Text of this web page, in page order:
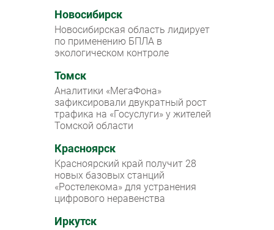
Мероприятия
Проекты
IT класс
Тестовый стенд
Каталог компаний
Новосибирск
Новосибирская область лидирует
по применению БПЛА в
экологическом контроле
Томск
Аналитики «МегаФона»
зафиксировали двукратный рост
трафика на «Госуслуги» у жителей
Томской области
Красноярск
Красноярский край получит 28
новых базовых станций
«Ростелекома» для устранения
цифрового неравенства
Иркутск